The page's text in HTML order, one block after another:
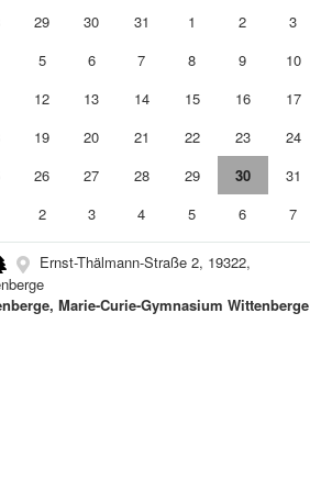
29 30 31 1 2
3
5 6 7 8 9
10
12 13 14 15 16
17
19 20 21 22 23
24
26 27 28 29 30
31
2 3 4 5 6 7
Ernst-Thälmann-Straße 2, 19322,
Marie-Curie-Gymnasium Wittenberge